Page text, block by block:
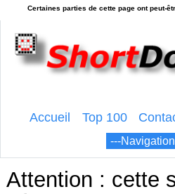
Accueil Top 100
Attention : cette